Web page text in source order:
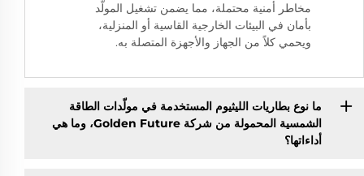
مخاطر أمنية محتملة، مما يضمن تشغيل المولّد
بأمان في البيئات الخارجية القاسية أو المنزلية،
ويحمي كلاً من الجهاز والأجهزة المتصلة به.
ما نوع بطاريات الليثيوم المستخدمة في مولّدات الطاقة
الشمسية المحمولة من شركة Golden Future، وما هي
أداءاتها؟